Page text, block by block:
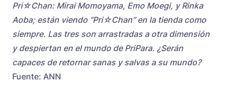
Pri☆Chan: Mirai Momoyama, Emo Moegi, y Rinka
Aoba; están viendo “Pri☆Chan” en la tienda como
siempre. Las tres son arrastradas a otra dimensión
y despiertan en el mundo de PriPara. ¿Serán
capaces de retornar sanas y salvas a su mundo?
Fuente: ANN